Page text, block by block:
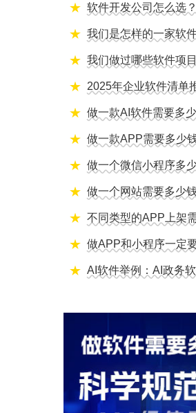
软件开发公司怎么选？
我们是怎样的一家软
我们做过哪些软件项
2025年企业软件清单
做一款AI软件需要多
做一款APP需要多少
做一个微信小程序多
做一个网站需要多少
不同类型的APP上架
做APP和小程序一定
AI软件举例：AI政务